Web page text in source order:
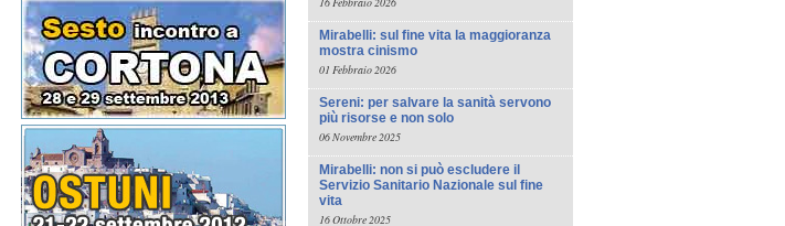
Mirabelli: sul fine vita la maggioranza
mostra cinismo
01 Febbraio 2026
Sereni: per salvare la sanità servono
più risorse e non solo
06 Novembre 2025
Mirabelli: non si può escludere il
Servizio Sanitario Nazionale sul fine
vita
16 Ottobre 2025